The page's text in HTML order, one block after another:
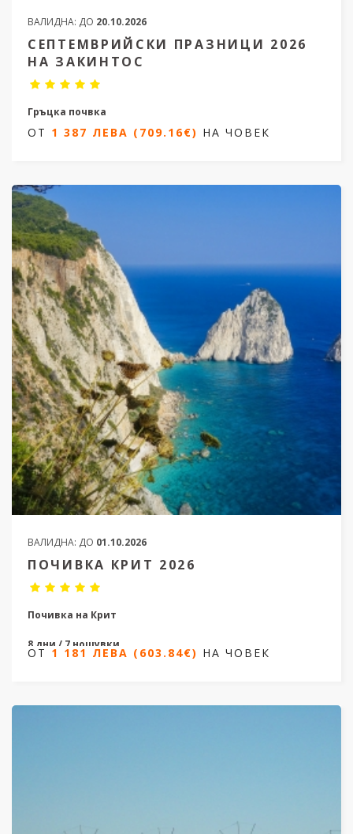
ВАЛИДНА: ДО 20.10.2026
СЕПТЕМВРИЙСКИ ПРАЗНИЦИ 2026
НА ЗАКИНТОС
Гръцка почвка
4 нощувки / 5 дни
ОТ1 387 ЛЕВА (709.16€)
ОТ 1 387 ЛЕВА (709.16€) НА ЧОВЕК
ВАЛИДНА: ДО 01.10.2026
ПОЧИВКА КРИТ 2026
Почивка на Крит
8 дни / 7 нощувки
Ранни записвания
ОТ 1 181 ЛЕВА (603.84€) НА ЧОВЕК